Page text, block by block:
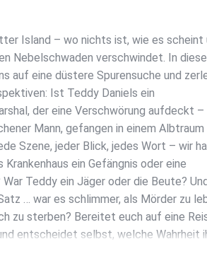
Island – wo nichts ist, wie es scheint
Nebelschwaden verschwindet. In
auf eine düstere Spurensuche und
Ist Teddy Daniels ein
der eine Verschwörung aufdeckt –
Mann, gefangen in einem Albtraum
Szene, jeder Blick, jedes Wort – wir
ein Gefängnis oder eine
War Teddy ein Jäger oder die Beute?
… war es schlimmer, als Mörder zu
zu sterben? Bereitet euch auf eine
entscheidet selbst, welche Wahrheit